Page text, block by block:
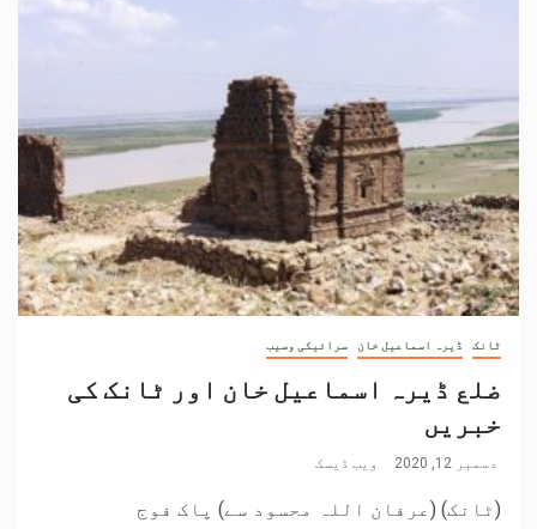
ٹانک ڈیرہ اسماعیل خان سرائیکی وسیب
ضلع ڈیرہ اسماعیل خان اور ٹانک کی
خبریں
دسمبر 12, 2020 ویب ڈیسک
(ٹانک) (عرفان اللہ محسود سے) پاک فوج